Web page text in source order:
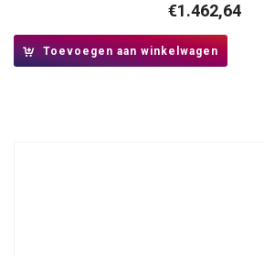
€1.462,64
Toevoegen aan winkelwagen